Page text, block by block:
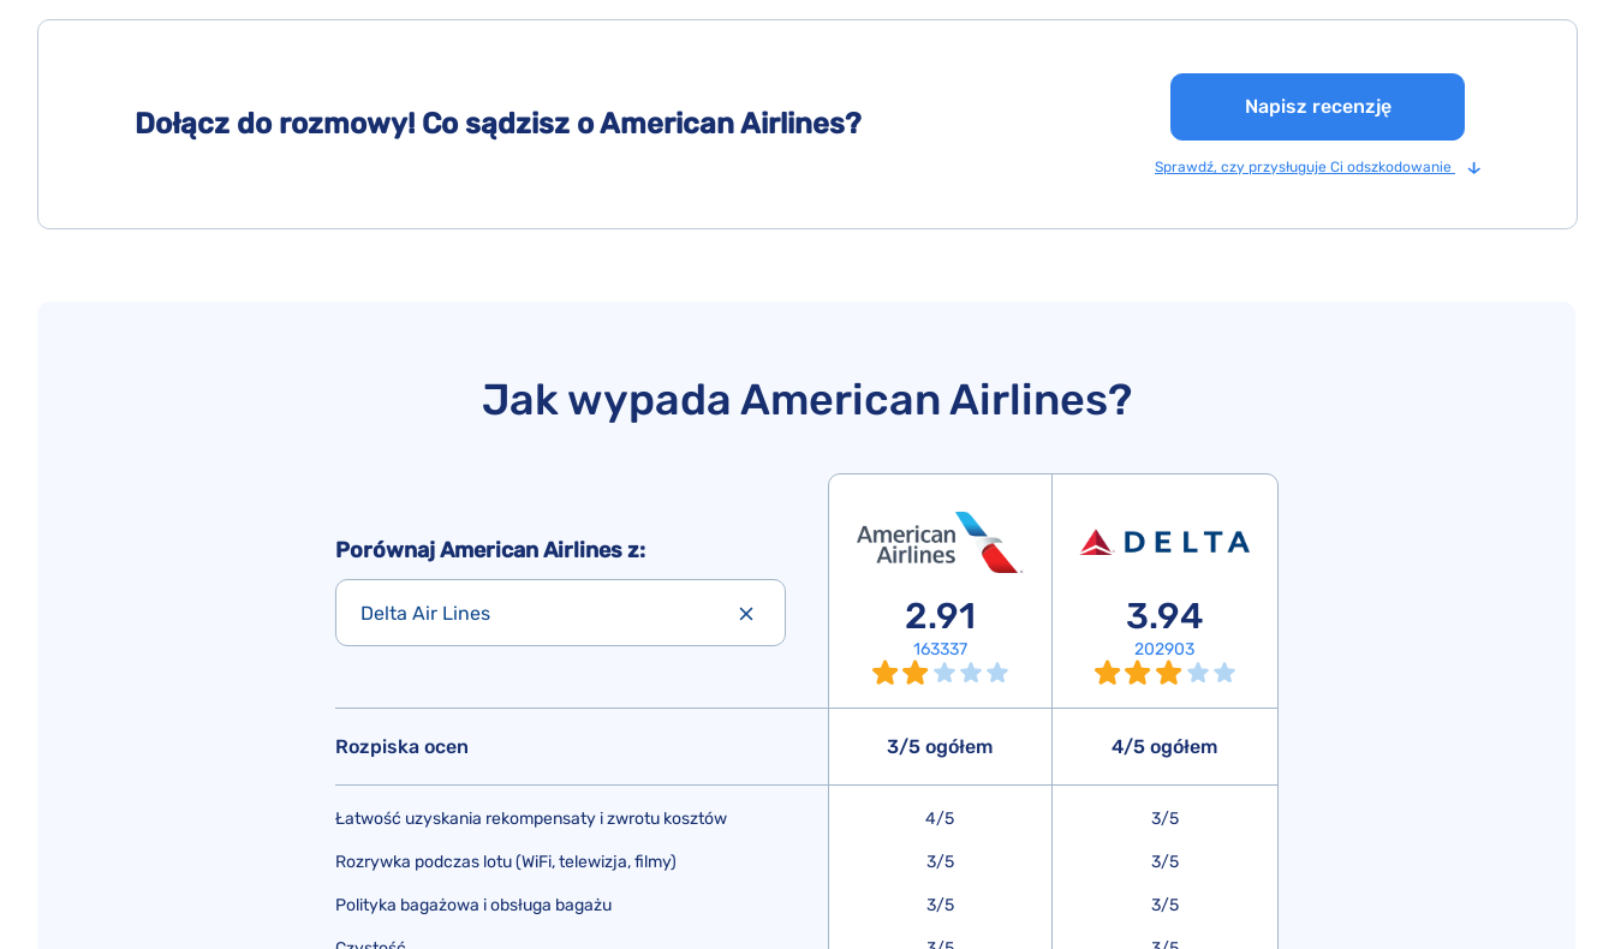
Dołącz do rozmowy! Co sądzisz o American Airlines?
Napisz recenzję
Sprawdź, czy przysługuje Ci odszkodowanie
Jak wypada American Airlines?
Porównaj American Airlines z:
Delta Air Lines
Rozpiska ocen
Łatwość uzyskania rekompensaty i zwrotu kosztów
Rozrywka podczas lotu (WiFi, telewizja, filmy)
Polityka bagażowa i obsługa bagażu
2.91
163337
3/5 ogółem
4/5
3/5
3/5
3.94
202903
4/5 ogółem
3/5
3/5
3/5